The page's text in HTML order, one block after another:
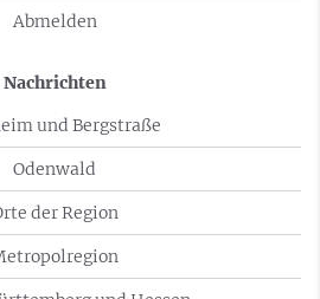
Abmelden
Nachrichten
und Bergstraße
Odenwald
der Region